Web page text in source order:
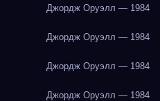
Джордж Оруэлл — 1984
Джордж Оруэлл — 1984
Джордж Оруэлл — 1984
Джордж Оруэлл — 1984